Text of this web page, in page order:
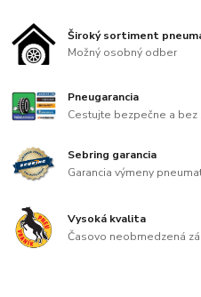
Široký sortiment
Možný osobný odber
Pneugarancia
Cestujte bezpečne a
Sebring garancia
Garancia výmeny
Vysoká kvalita
Časovo neobmedzená